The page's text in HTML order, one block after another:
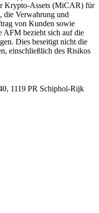
Krypto-Assets (MiCAR) für
die Verwahrung und
von Kunden sowie
AFM bezieht sich auf die
Dies beseitigt nicht die
einschließlich des Risikos
1119 PR Schiphol-Rijk